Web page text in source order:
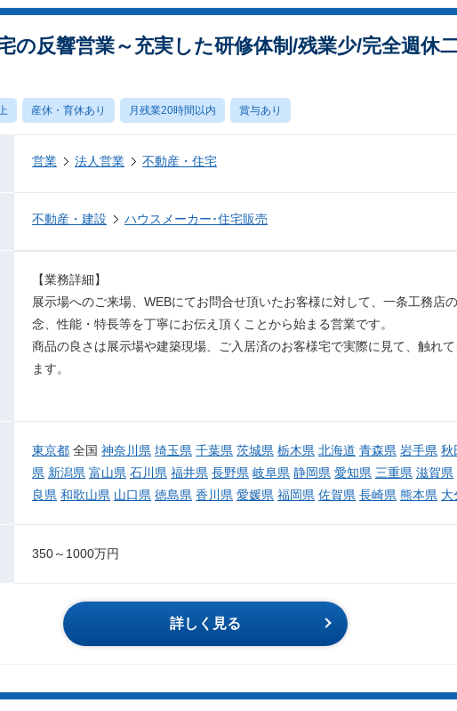
反響営業～充実した研修体制/残業少/完全週休
産休・育休あり 月残業20時間以内 賞与あり
営業 法人営業 不動産・住宅
不動産・建設 ハウスメーカー･住宅販売
【業務詳細】
展示場へのご来場、WEBにてお問合せ頂いたお客様に対して、一条工務店
念、性能・特長等を丁寧にお伝え頂くことから始まる営業です。
商品の良さは展示場や建築現場、ご入居済のお客様宅で実際に見て、触れ
ます。
東京都 全国 神奈川県 埼玉県 千葉県 茨城県 栃木県 北海道 青森県 岩手県 秋
県 新潟県 富山県 石川県 福井県 長野県 岐阜県 静岡県 愛知県 三重県 滋賀県
良県 和歌山県 山口県 徳島県 香川県 愛媛県 福岡県 佐賀県 長崎県 熊本県 大
350～1000万円
詳しく見る